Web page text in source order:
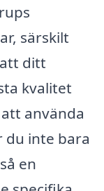
särskilt
ditt
kvalitet
använda
inte bara
en